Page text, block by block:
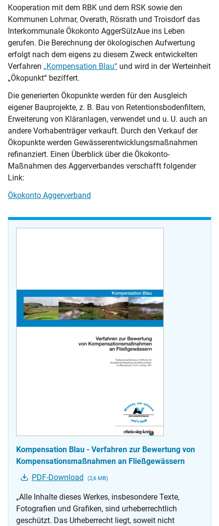
Kooperation mit dem RBK und dem RSK sowie den
Kommunen Lohmar, Overath, Rösrath und Troisdorf das
Interkommunale Ökokonto AggerSülzAue ins Leben
gerufen. Die Berechnung der ökologischen Aufwertung
erfolgt nach dem eigens zu diesem Zweck entwickelten
Verfahren „Kompensation Blau“ und wird in der Werteinheit
„Ökopunkt“ beziffert.
Die generierten Ökopunkte werden für den Ausgleich
eigener Bauprojekte, z. B. Bau von Retentionsbodenfiltern,
Erweiterung von Kläranlagen, verwendet und u. U. auch an
andere Vorhabenträger verkauft. Durch den Verkauf der
Ökopunkte werden Gewässerentwicklungsmaßnahmen
refinanziert. Einen Überblick über die Ökokonto-
Maßnahmen des Aggerverbandes verschafft folgender
Link:
Ökokonto Aggerverband
Kompensation Blau - Verfahren zur Bewertung von
Kompensationsmaßnahmen an Fließgewässern
PDF-Download
(2,6 MB)
„Alle Inhalte dieses Werkes, insbesondere Texte,
Fotografien und Grafiken, sind urheberrechtlich
geschützt. Das Urheberrecht liegt, soweit nicht